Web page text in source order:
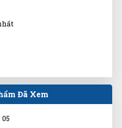
kẽ tôi rất thích
Đã Xem